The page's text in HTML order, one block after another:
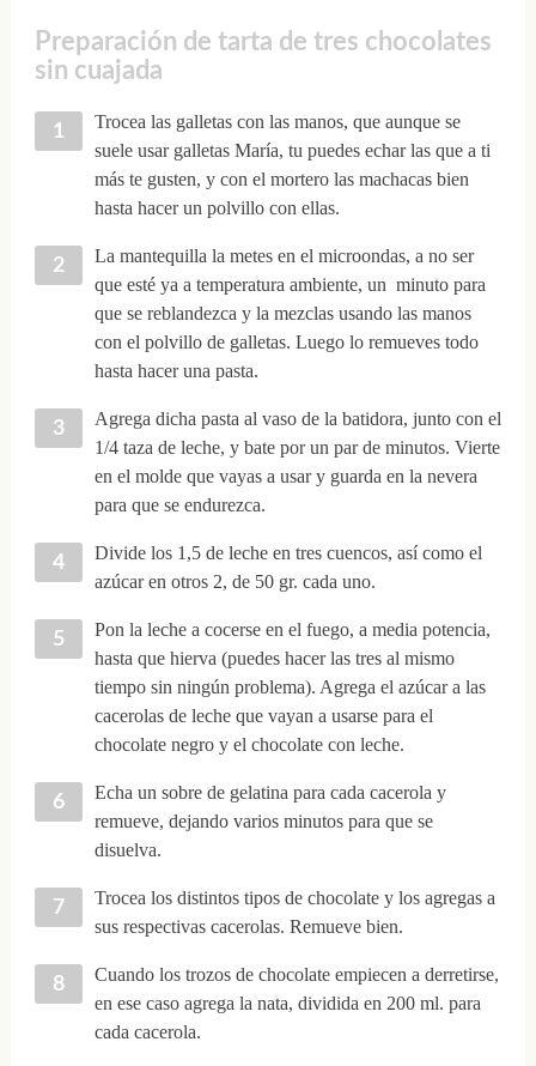
Preparación de tarta de tres chocolates
sin cuajada
Trocea las galletas con las manos, que aunque se
suele usar galletas María, tu puedes echar las que a ti
más te gusten, y con el mortero las machacas bien
hasta hacer un polvillo con ellas.
La mantequilla la metes en el microondas, a no ser
que esté ya a temperatura ambiente, un minuto para
que se reblandezca y la mezclas usando las manos
con el polvillo de galletas. Luego lo remueves todo
hasta hacer una pasta.
Agrega dicha pasta al vaso de la batidora, junto con el
1/4 taza de leche, y bate por un par de minutos. Vierte
en el molde que vayas a usar y guarda en la nevera
para que se endurezca.
Divide los 1,5 de leche en tres cuencos, así como el
azúcar en otros 2, de 50 gr. cada uno.
Pon la leche a cocerse en el fuego, a media potencia,
hasta que hierva (puedes hacer las tres al mismo
tiempo sin ningún problema). Agrega el azúcar a las
cacerolas de leche que vayan a usarse para el
chocolate negro y el chocolate con leche.
Echa un sobre de gelatina para cada cacerola y
remueve, dejando varios minutos para que se
disuelva.
Trocea los distintos tipos de chocolate y los agregas a
sus respectivas cacerolas. Remueve bien.
Cuando los trozos de chocolate empiecen a derretirse,
en ese caso agrega la nata, dividida en 200 ml. para
cada cacerola.